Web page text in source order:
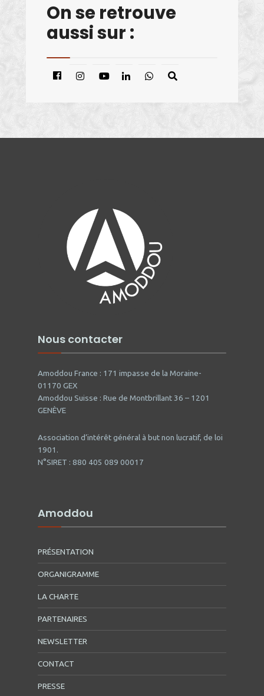
On se retrouve
aussi sur :
Nous contacter
Amoddou France : 171 impasse de la Moraine-
01170 GEX
Amoddou Suisse : Rue de Montbrillant 36 – 1201
GENÈVE
Association d’intérêt général à but non lucratif, de loi
1901.
N°SIRET : 880 405 089 00017
Amoddou
PRÉSENTATION
ORGANIGRAMME
LA CHARTE
PARTENAIRES
NEWSLETTER
CONTACT
PRESSE